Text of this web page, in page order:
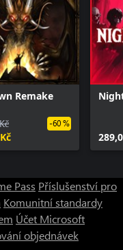
Remake
-60 %
Pass Příslušenství pro
Komunitní standardy
Účet Microsoft
objednávek